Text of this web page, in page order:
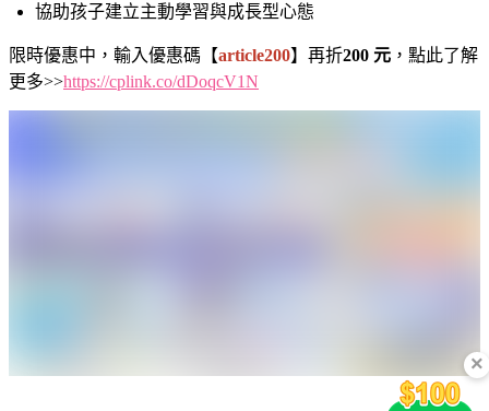
協助孩子建立主動學習與成長型心態
限時優惠中，輸入優惠碼【article200】再折200 元 ，點此了解
更多>>https://cplink.co/dDoqcV1N
×